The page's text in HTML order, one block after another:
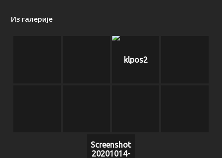
Из галерије
klpos2
Screenshot
20201014-